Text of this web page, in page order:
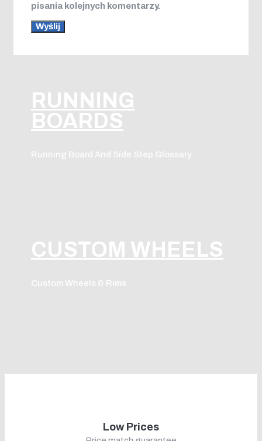
pisania kolejnych komentarzy.
RUNNING
BOARDS
Running Board And Side Step Glossary
CUSTOM WHEELS
Custom Wheels & Rims
Low Prices